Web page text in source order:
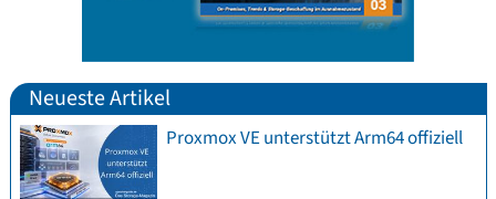
Neueste Artikel
Proxmox VE unterstützt Arm64 offiziell